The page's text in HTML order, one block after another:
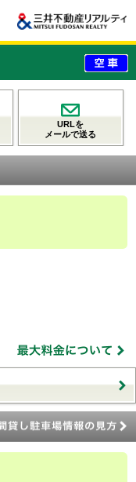
URLを
メールで送る